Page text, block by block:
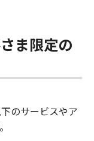
ま限定の
のサービスやア